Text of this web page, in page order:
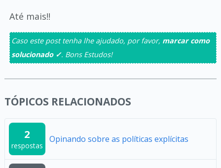
Até mais!!
Caso este post tenha lhe ajudado, por favor, marcar como
solucionado ✓. Bons Estudos!
TÓPICOS RELACIONADOS
2
respostas
Opinando sobre as políticas explícitas